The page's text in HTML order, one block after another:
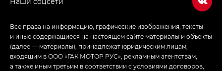
Все права на информацию, графические изображения, тексты
и иные содержащиеся на настоящем сайте материалы и объекты
(далее — материалы), принадлежат юридическим лицам,
входящим в ООО «ГАК МОТОР РУС», рекламным агентствам,
а также иным третьим в соответствии с условиями договоров,